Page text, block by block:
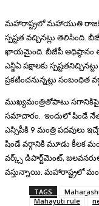
మహారాష్ట్రలో మహాయుతి
స్పష్టత వచ్చినట్లు తెలిసింది.
ఖాయమైంది. బీజేపీ అధిష్ఠానం ఈ
ఎన్డీఏ పక్షాలకు
ప్రకటించనున్నట్లు సంబంధిత
ముఖ్యమంత్రితోపాటు సగానికిపైగా
సమాచారం. ఇందులో షిండే
ఎన్సీపీకి 9 మంత్రి పదవులు
షిండే వర్గానికి మూడు కీలక
వర్క్స్‌ డిపార్ట్‌మెంట్‌,
వస్తున్నాయి. మహారాష్ట్రలో
TAGS
Mahayuti rule